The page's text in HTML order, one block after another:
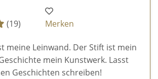
(19)
Merken
meine Leinwand. Der Stift ist mein
mein Kunstwerk. Lasst
Geschichten schreiben!